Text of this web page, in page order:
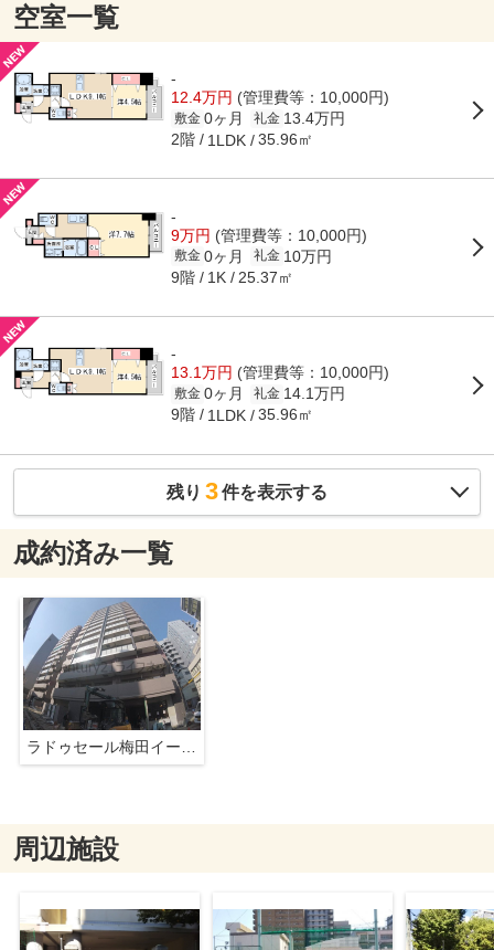
空室一覧
-
12.4万円 (管理費等：10,000円)
敷金 0ヶ月 礼金 13.4万円
2階 1LDK 35.96㎡
-
9万円 (管理費等：10,000円)
敷金 0ヶ月 礼金 10万円
9階 1K 25.37㎡
-
13.1万円 (管理費等：10,000円)
敷金 0ヶ月 礼金 14.1万円
9階 1LDK 35.96㎡
残り 3件を表示する
成約済み一覧
ラドゥセール梅田イースト
周辺施設